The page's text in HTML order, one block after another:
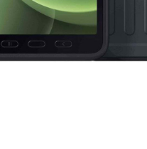
Κάντε κλικ για μεγέθυνση